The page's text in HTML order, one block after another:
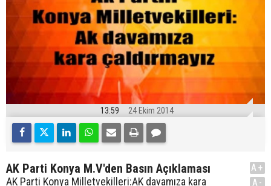
13:59 24 Ekim 2014
AK Parti Konya M.V'den Basın Açıklaması
AK Parti Konya Milletvekilleri:AK davamıza kara
A+
A-